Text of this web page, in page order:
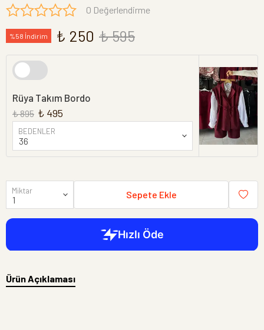
0 Değerlendirme
%58 İndirim ₺ 250 ₺ 595
Rüya Takım Bordo
₺ 895 ₺ 495
BEDENLER
Miktar Sepete Ekle
Ürün Açıklaması